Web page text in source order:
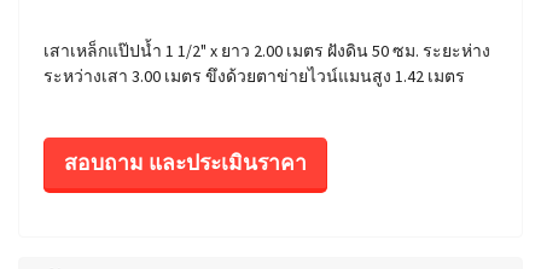
เสาเหล็กแป๊ปน้ำ 1 1/2" x ยาว 2.00 เมตร ฝังดิน 50 ซม. ระยะห่าง
ระหว่างเสา 3.00 เมตร ขึงด้วยตาข่ายไวน์แมนสูง 1.42 เมตร
สอบถาม และประเมินราคา